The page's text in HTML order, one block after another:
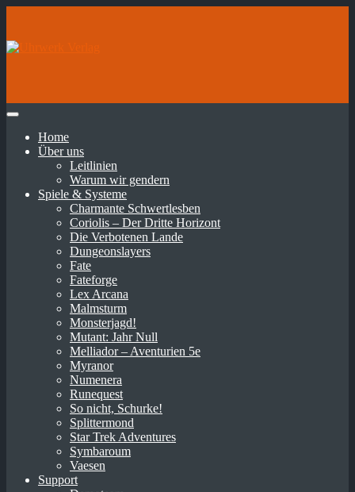
Home
Über uns
Leitlinien
Warum wir gendern
Spiele & Systeme
Charmante Schwertlesben
Coriolis – Der Dritte Horizont
Die Verbotenen Lande
Dungeonslayers
Fate
Fateforge
Lex Arcana
Malmsturm
Monsterjagd!
Mutant: Jahr Null
Melliador – Aventurien 5e
Myranor
Numenera
Runequest
So nicht, Schurke!
Splittermond
Star Trek Adventures
Symbaroum
Vaesen
Support